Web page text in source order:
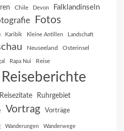
Chile Devon Falklandinseln
Fotos
Karibik Kleine Antillen Landschaft
Neuseeland Osterinsel
Rapa Nui Reise
Reiseberichte
Reisezitate Ruhrgebiet
Vortrag Vorträge
Wanderungen Wanderwege